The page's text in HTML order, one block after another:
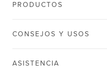
PRODUCTOS
CONSEJOS Y USOS
ASISTENCIA